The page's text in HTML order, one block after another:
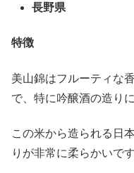
長野県
特徴
美山錦はフルーティな
で、特に吟醸酒の造り
この米から造られる日
りが非常に柔らかいです